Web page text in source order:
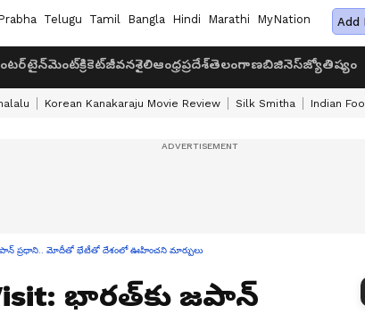
Telugu Tamil Bangla Hindi Marathi MyNation Add
క్రికెట్జీవనశైలిఆంధ్రప్రదేశ్తెలంగాణబిజినెస్జ్యోతిష్యం
Korean Kanakaraju Movie Review Silk Smitha Indian
జ‌పాన్ ప్ర‌ధాని.. మోదీతో భేటీతో దేశంలో ఊహించ‌ని మార్పులు
భార‌త్‌కు జ‌పాన్